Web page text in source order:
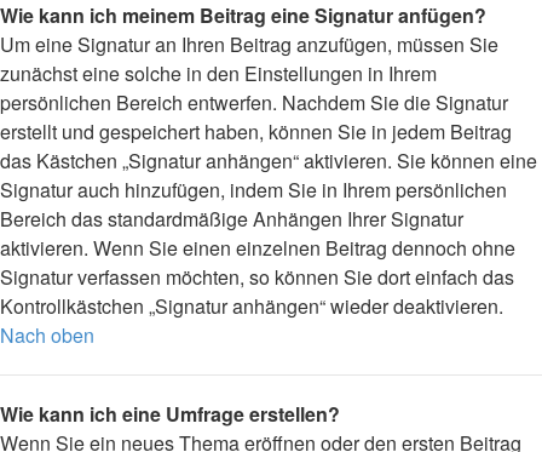
Wie kann ich meinem Beitrag eine Signatur anfügen?
Um eine Signatur an Ihren Beitrag anzufügen, müssen Sie
zunächst eine solche in den Einstellungen in Ihrem
persönlichen Bereich entwerfen. Nachdem Sie die Signatur
erstellt und gespeichert haben, können Sie in jedem Beitrag
das Kästchen „Signatur anhängen“ aktivieren. Sie können eine
Signatur auch hinzufügen, indem Sie in Ihrem persönlichen
Bereich das standardmäßige Anhängen Ihrer Signatur
aktivieren. Wenn Sie einen einzelnen Beitrag dennoch ohne
Signatur verfassen möchten, so können Sie dort einfach das
Kontrollkästchen „Signatur anhängen“ wieder deaktivieren.
Nach oben
Wie kann ich eine Umfrage erstellen?
Wenn Sie ein neues Thema eröffnen oder den ersten Beitrag